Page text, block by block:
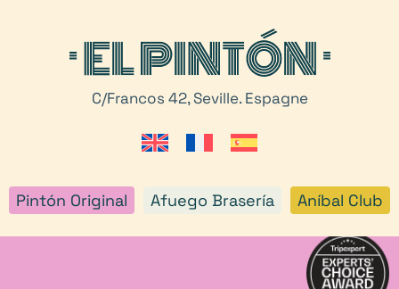
C/Francos 42, Seville. Espagne
Pintón Original Afuego Brasería Aníbal Club